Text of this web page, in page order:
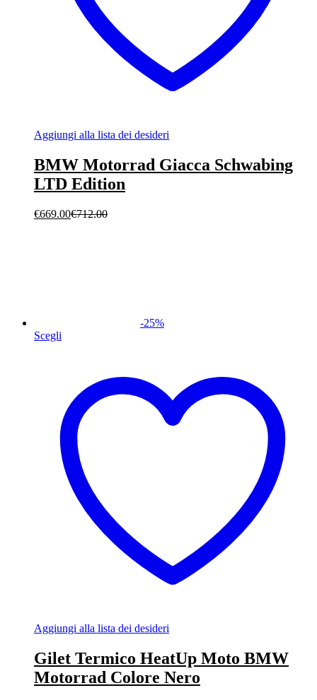
Aggiungi alla lista dei desideri
BMW Motorrad Giacca Schwabing
LTD Edition
€669.00€712.00
-25%
Scegli
Aggiungi alla lista dei desideri
Gilet Termico HeatUp Moto BMW
Motorrad Colore Nero